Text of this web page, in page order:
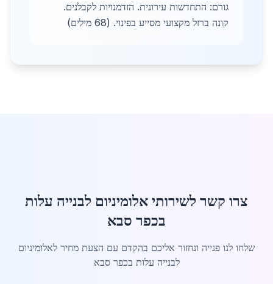
גורם: התחדשות עירונית. הזדמנויות לקבלנים.
קונה ברזל מקצועי מסייע בפינוי. (68 מילים)
צרו קשר לשירותי אלומיניום לבנייה עלות
בכפר סבא
שלחו לנו פנייה ונחזור אליכם בהקדם עם הצעת מחיר לאלומיניום
לבנייה עלות בכפר סבא